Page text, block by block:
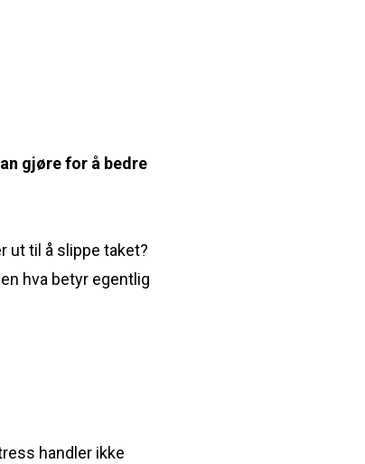
gjøre for å bedre
ut til å slippe taket?
hva betyr egentlig
handler ikke